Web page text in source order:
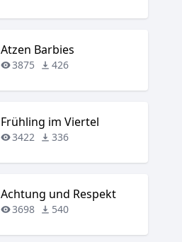
Atzen Barbies
3875 426
Frühling im Viertel
3422 336
Achtung und Respekt
3698 540